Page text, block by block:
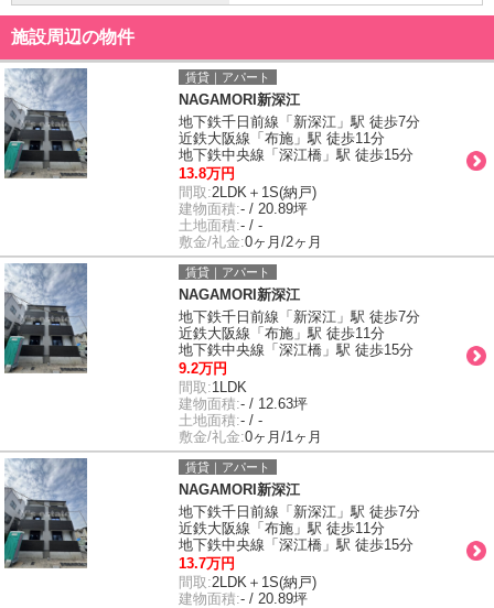
施設周辺の物件
賃貸｜アパート
NAGAMORI新深江
地下鉄千日前線「新深江」駅 徒歩7分
近鉄大阪線「布施」駅 徒歩11分
地下鉄中央線「深江橋」駅 徒歩15分
13.8万円
間取:2LDK＋1S(納戸)
建物面積:- / 20.89坪
土地面積:- / -
敷金/礼金:0ヶ月/2ヶ月
賃貸｜アパート
NAGAMORI新深江
地下鉄千日前線「新深江」駅 徒歩7分
近鉄大阪線「布施」駅 徒歩11分
地下鉄中央線「深江橋」駅 徒歩15分
9.2万円
間取:1LDK
建物面積:- / 12.63坪
土地面積:- / -
敷金/礼金:0ヶ月/1ヶ月
賃貸｜アパート
NAGAMORI新深江
地下鉄千日前線「新深江」駅 徒歩7分
近鉄大阪線「布施」駅 徒歩11分
地下鉄中央線「深江橋」駅 徒歩15分
13.7万円
間取:2LDK＋1S(納戸)
建物面積:- / 20.89坪